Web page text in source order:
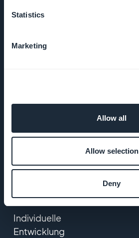
Statistics
Marketing
Allow all
Allow selection
Deny
Erweiterungen
Nutzer
Individuelle
Entwicklung